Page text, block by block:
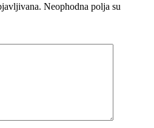
Neophodna polja su